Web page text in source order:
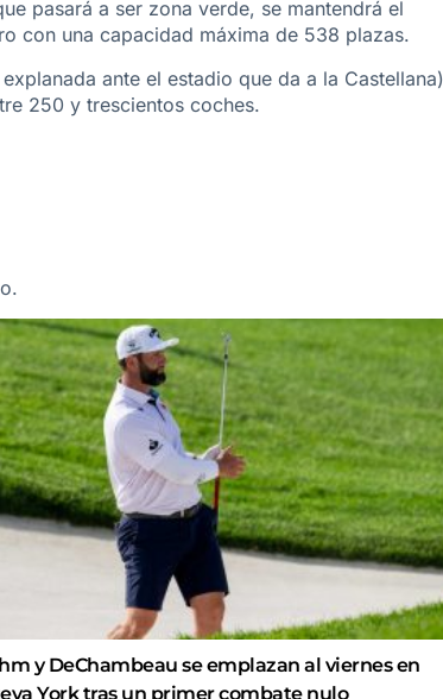
pasará a ser zona verde, se mantendrá el
con una capacidad máxima de 538 plazas.
ante el estadio que da a la Castellana)
250 y trescientos coches.
y DeChambeau se emplazan al viernes en
York tras un primer combate nulo